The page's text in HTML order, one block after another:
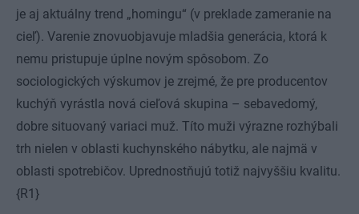
je aj aktuálny trend „homingu“ (v preklade zameranie na
cieľ). Varenie znovuobjavuje mladšia generácia, ktorá k
nemu pristupuje úplne novým spôsobom. Zo
sociologických výskumov je zrejmé, že pre producentov
kuchýň vyrástla nová cieľová skupina – sebavedomý,
dobre situovaný variaci muž. Títo muži výrazne rozhýbali
trh nielen v oblasti kuchynského nábytku, ale najmä v
oblasti spotrebičov. Uprednostňujú totiž najvyššiu kvalitu.
{R1}